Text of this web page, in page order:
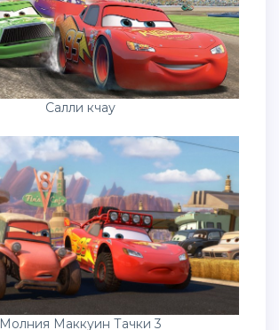
Салли кчау
Молния Маккуин Тачки 3